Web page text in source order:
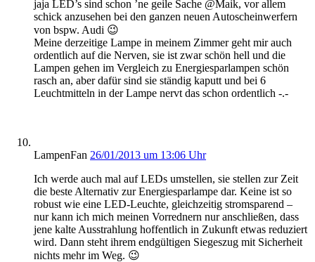
jaja LED’s sind schon ’ne geile Sache @Maik, vor allem
schick anzusehen bei den ganzen neuen Autoscheinwerfern
von bspw. Audi 😉
Meine derzeitige Lampe in meinem Zimmer geht mir auch
ordentlich auf die Nerven, sie ist zwar schön hell und die
Lampen gehen im Vergleich zu Energiesparlampen schön
rasch an, aber dafür sind sie ständig kaputt und bei 6
Leuchtmitteln in der Lampe nervt das schon ordentlich -.-
LampenFan 26/01/2013 um 13:06 Uhr
Ich werde auch mal auf LEDs umstellen, sie stellen zur Zeit
die beste Alternativ zur Energiesparlampe dar. Keine ist so
robust wie eine LED-Leuchte, gleichzeitig stromsparend –
nur kann ich mich meinen Vorrednern nur anschließen, dass
jene kalte Ausstrahlung hoffentlich in Zukunft etwas reduziert
wird. Dann steht ihrem endgültigen Siegeszug mit Sicherheit
nichts mehr im Weg. 😉